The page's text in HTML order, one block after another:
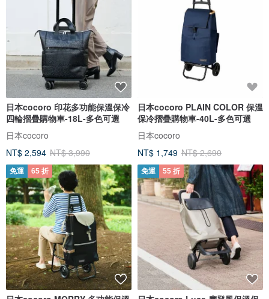
日本cocoro 印花多功能保溫保冷
四輪摺疊購物車-18L-多色可選
日本cocoro
NT$ 2,594 NT$ 3,990
日本cocoro PLAIN COLOR 保溫
保冷摺疊購物車-40L-多色可選
日本cocoro
NT$ 1,749 NT$ 2,690
免運 65 折 免運 55 折